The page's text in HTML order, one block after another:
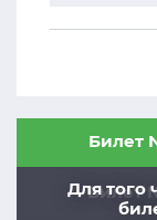
Для того
Билет
Билет